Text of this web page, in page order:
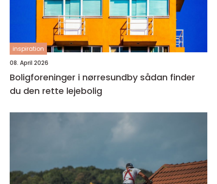
inspiration
08. April 2026
Boligforeninger i nørresundby sådan finder
du den rette lejebolig